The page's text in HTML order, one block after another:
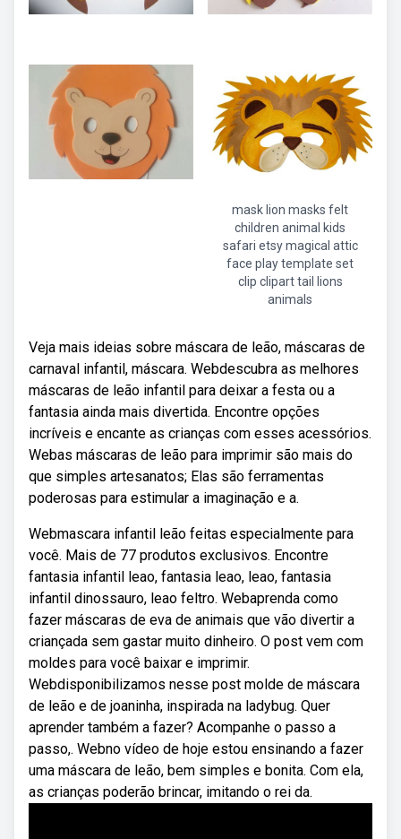
mask lion masks felt
children animal kids
safari etsy magical attic
face play template set
clip clipart tail lions
animals
Veja mais ideias sobre máscara de leão, máscaras de
carnaval infantil, máscara. Webdescubra as melhores
máscaras de leão infantil para deixar a festa ou a
fantasia ainda mais divertida. Encontre opções
incríveis e encante as crianças com esses acessórios.
Webas máscaras de leão para imprimir são mais do
que simples artesanatos; Elas são ferramentas
poderosas para estimular a imaginação e a.
Webmascara infantil leão feitas especialmente para
você. Mais de 77 produtos exclusivos. Encontre
fantasia infantil leao, fantasia leao, leao, fantasia
infantil dinossauro, leao feltro. Webaprenda como
fazer máscaras de eva de animais que vão divertir a
criançada sem gastar muito dinheiro. O post vem com
moldes para você baixar e imprimir.
Webdisponibilizamos nesse post molde de máscara
de leão e de joaninha, inspirada na ladybug. Quer
aprender também a fazer? Acompanhe o passo a
passo,. Webno vídeo de hoje estou ensinando a fazer
uma máscara de leão, bem simples e bonita. Com ela,
as crianças poderão brincar, imitando o rei da.